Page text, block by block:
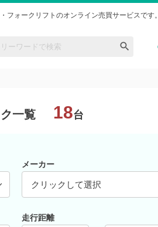
フォークリフトのオンライン売買サービスです。
一覧 18台
メーカー
クリックして選択
走行距離